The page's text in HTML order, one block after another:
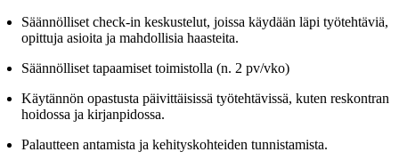
Säännölliset check-in keskustelut, joissa käydään läpi työtehtäviä,
opittuja asioita ja mahdollisia haasteita.
Säännölliset tapaamiset toimistolla (n. 2 pv/vko)
Käytännön opastusta päivittäisissä työtehtävissä, kuten reskontran
hoidossa ja kirjanpidossa.
Palautteen antamista ja kehityskohteiden tunnistamista.